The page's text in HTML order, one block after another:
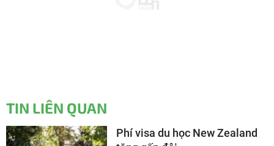
TIN LIÊN QUAN
Phí visa du học New Zealand